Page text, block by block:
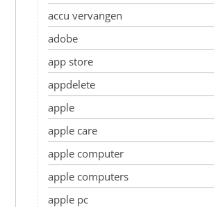
accu vervangen
adobe
app store
appdelete
apple
apple care
apple computer
apple computers
apple pc